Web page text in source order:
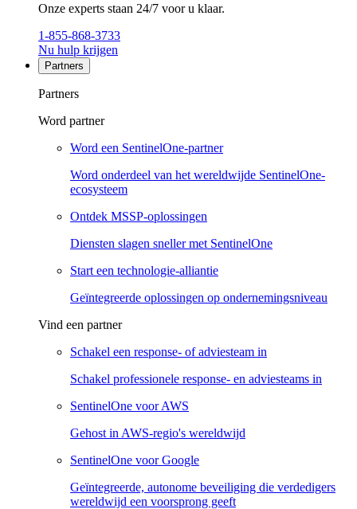
Onze experts staan 24/7 voor u klaar.
1-855-868-3733
Nu hulp krijgen
Partners
Partners
Word partner
Word een SentinelOne-partner
Word onderdeel van het wereldwijde SentinelOne-
ecosysteem
Ontdek MSSP-oplossingen
Diensten slagen sneller met SentinelOne
Start een technologie-alliantie
Geïntegreerde oplossingen op ondernemingsniveau
Vind een partner
Schakel een response- of adviesteam in
Schakel professionele response- en adviesteams in
SentinelOne voor AWS
Gehost in AWS-regio's wereldwijd
SentinelOne voor Google
Geïntegreerde, autonome beveiliging die verdedigers
wereldwijd een voorsprong geeft